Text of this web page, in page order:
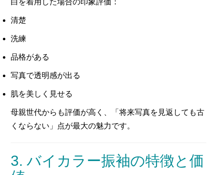
白を着用した場合の印象評価：
清楚
洗練
品格がある
写真で透明感が出る
肌を美しく見せる
母親世代からも評価が高く、「将来写真を見返しても古
くならない」点が最大の魅力です。
3. バイカラー振袖の特徴と価